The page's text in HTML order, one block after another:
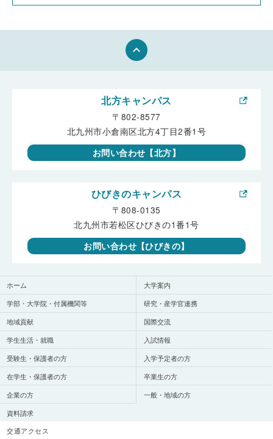
keyboard_arrow_up
ホーム
大学案内
学部・大学院・付属機関等
研究・産学官連携
地域貢献
国際交流
学生生活・就職
入試情報
受験生・保護者の方
入学予定者の方
在学生・保護者の方
卒業生の方
企業の方
一般・地域の方
資料請求
北方キャンパス
〒802-8577
北九州市小倉南区北方4丁目2番1号
お問い合わせ【北方】
ひびきのキャンパス
〒808-0135
北九州市若松区ひびきの1番1号
お問い合わせ【ひびきの】
交通アクセス